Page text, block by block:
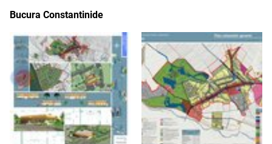
Bucura Constantinide